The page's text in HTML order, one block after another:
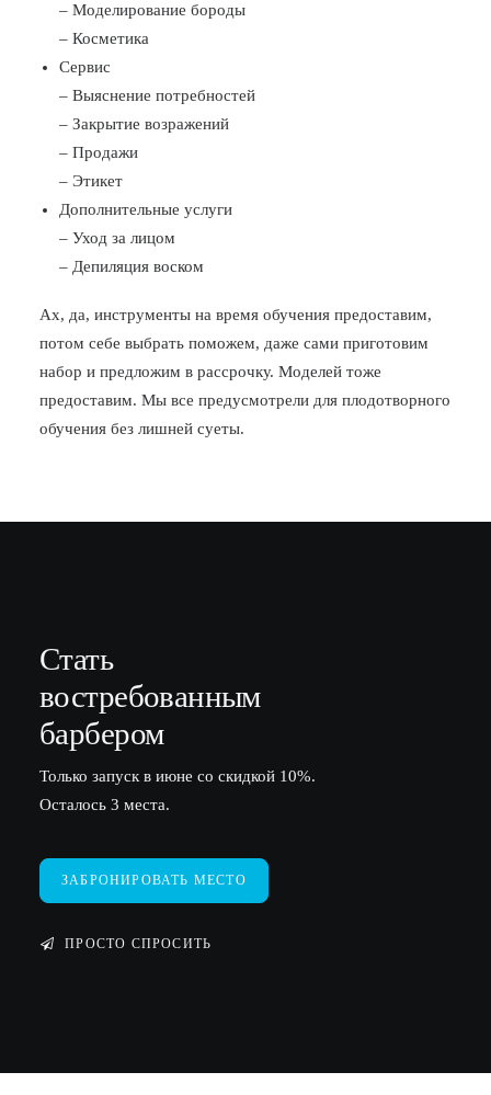
– Моделирование бороды
– Косметика
Сервис
– Выяснение потребностей
– Закрытие возражений
– Продажи
– Этикет
Дополнительные услуги
– Уход за лицом
– Депиляция воском
Ах, да, инструменты на время обучения предоставим,
потом себе выбрать поможем, даже сами приготовим
набор и предложим в рассрочку. Моделей тоже
предоставим. Мы все предусмотрели для плодотворного
обучения без лишней суеты.
Стать
востребованным
барбером
Только запуск в июне со скидкой 10%.
Осталось 3 места.
ЗАБРОНИРОВАТЬ МЕСТО
ПРОСТО СПРОСИТЬ